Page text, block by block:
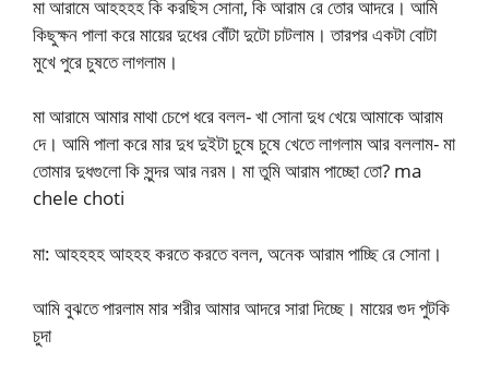
মা আরামে আহহহহ কি করছিস সোনা, কি আরাম রে তোর আদরে। আমি
কিছুক্ষন পালা করে মায়ের দুধের বোঁটা দুটো চাটলাম। তারপর একটা বোটা
মুখে পুরে চুষতে লাগলাম।
মা আরামে আমার মাথা চেপে ধরে বলল- খা সোনা দুধ খেয়ে আমাকে আরাম
দে। আমি পালা করে মার দুধ দুইটা চুষে চুষে খেতে লাগলাম আর বললাম- মা
তোমার দুধগুলো কি সুন্দর আর নরম। মা তুমি আরাম পাচ্ছো তো? ma
chele choti
মা: আহহহহ আহহহ করতে করতে বলল, অনেক আরাম পাচ্ছি রে সোনা।
আমি বুঝতে পারলাম মার শরীর আমার আদরে সারা দিচ্ছে। মায়ের গুদ পুটকি
চুদা